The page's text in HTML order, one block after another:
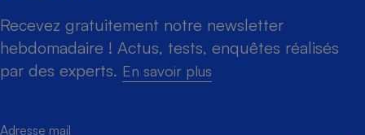
Recevez gratuitement notre newsletter
hebdomadaire ! Actus, tests, enquêtes réalisés
par des experts. En savoir plus
Adresse mail